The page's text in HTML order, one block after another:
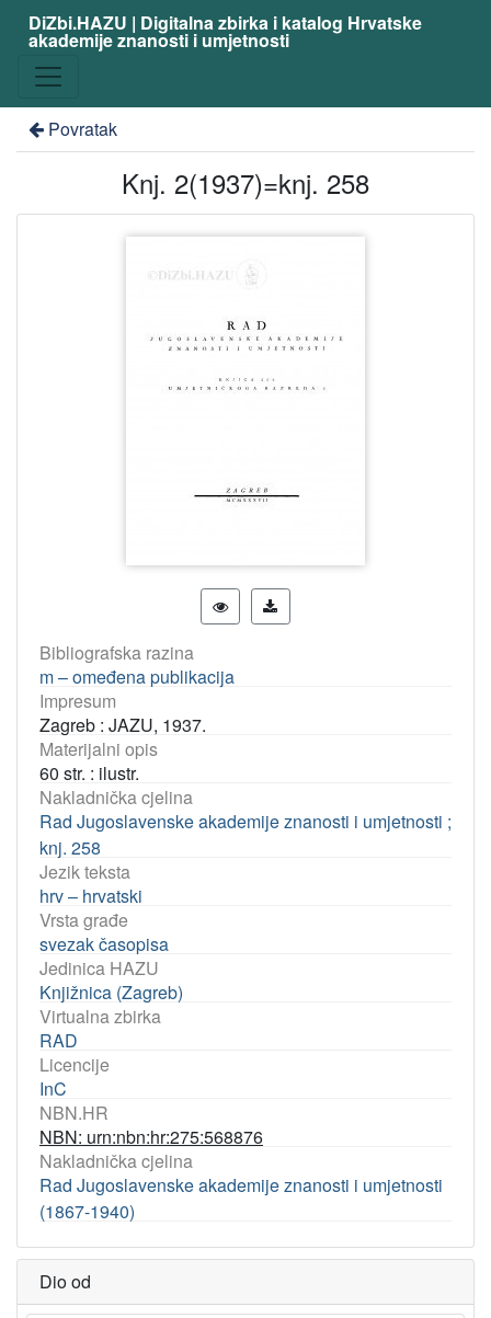
DiZbi.HAZU | Digitalna zbirka i katalog Hrvatske
akademije znanosti i umjetnosti
Povratak
Knj. 2(1937)=knj. 258
Bibliografska razina
m – omeđena publikacija
Impresum
Zagreb : JAZU, 1937.
Materijalni opis
60 str. : ilustr.
Nakladnička cjelina
Rad Jugoslavenske akademije znanosti i umjetnosti ;
knj. 258
Jezik teksta
hrv – hrvatski
Vrsta građe
svezak časopisa
Jedinica HAZU
Knjižnica (Zagreb)
Virtualna zbirka
RAD
Licencije
InC
NBN.HR
NBN: urn:nbn:hr:275:568876
Nakladnička cjelina
Rad Jugoslavenske akademije znanosti i umjetnosti
(1867-1940)
Dio od